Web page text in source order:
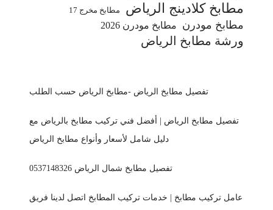
مطابخ كلادينج الرياض
مطابخ مخرج 17
مطابخ مودرن مطابخ مودرن 2026
ورشة مطابخ الرياض
تفصيل مطابخ الرياض -مطابخ الرياض حسب الطلب
تفصيل مطابخ الرياض | أفضل فني تركيب مطابخ بالرياض مع
دليل شامل لأسعار وأنواع مطابخ الرياض
تفصيل مطابخ شمال الرياض 0537148326
عامل تركيب مطابخ | خدمات تركيب المطابخ اتصل لدينا فريق